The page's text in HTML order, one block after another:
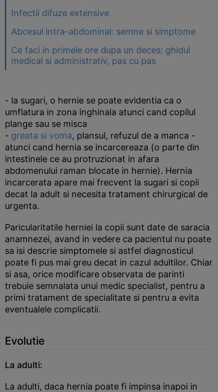
Infectii difuze extensive
Abcesul intra-abdominal: semne si simptome
Ce faci in primele ore dupa un deces: ghidul
medical si administrativ, pas cu pas
- la sugari, o hernie se poate evidentia ca o
umflatura in zona inghinala atunci cand copilul
plange sau se misca
- greata si voma, plansul, refuzul de a manca -
atunci cand hernia se incarcereaza (o parte din
intestinele ce au protruzionat in afara
abdomenului raman blocate in hernie). Hernia
incarcerata apare mai frecvent la sugari si copii
decat la adult si necesita tratament chirurgical de
urgenta.
Paricularitatile herniei la copii sunt date de saracia
anamnezei, avand in vedere ca pacientul nu poate
sa isi descrie simptomele si astfel diagnosticul
poate fi pus mai greu decat in cazul adultilor. Chiar
si asa, orice modificare observata de parinti
trebuie semnalata unui medic specialist, pentru a
primi tratament de specialitate si pentru a evita
eventualele complicatii.
Evolutie
La adulti:
La adulti, daca hernia poate fi impinsa inapoi in